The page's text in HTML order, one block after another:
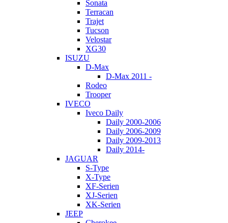
Sonata
Terracan
Trajet
Tucson
Velostar
XG30
ISUZU
D-Max
D-Max 2011 -
Rodeo
Trooper
IVECO
Iveco Daily
Daily 2000-2006
Daily 2006-2009
Daily 2009-2013
Daily 2014-
JAGUAR
S-Type
X-Type
XF-Serien
XJ-Serien
XK-Serien
JEEP